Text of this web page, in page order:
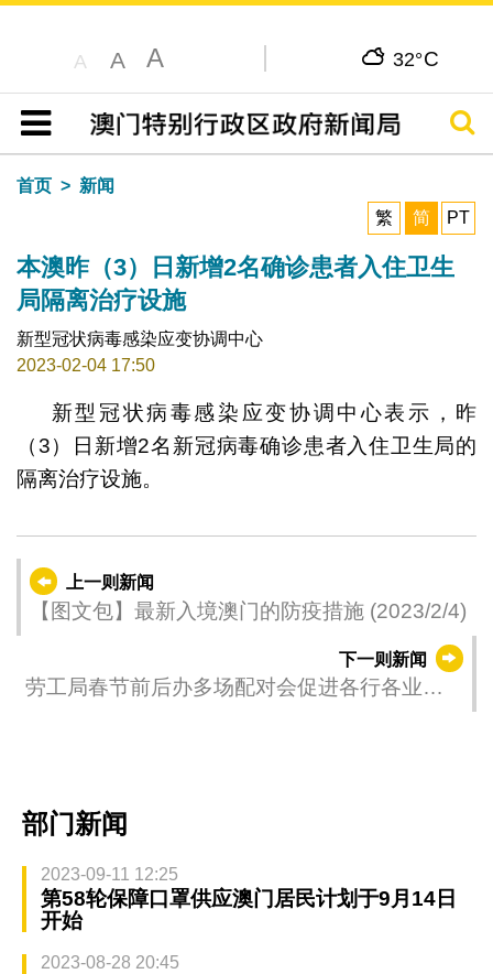
A A A 32°C
目录
搜寻
首页
新闻
繁
简 PT
本澳昨（3）日新增2名确诊患者入住卫生
局隔离治疗设施
新型冠状病毒感染应变协调中心
2023-02-04 17:50
新型冠状病毒感染应变协调中心表示，昨
（3）日新增2名新冠病毒确诊患者入住卫生局的
隔离治疗设施。
上一则新闻
【图文包】最新入境澳门的防疫措施 (2023/2/4)
下一则新闻
劳工局春节前后办多场配对会促进各行各业人
部门新闻
2023-09-11 12:25
第58轮保障口罩供应澳门居民计划于9月14日
开始
2023-08-28 20:45